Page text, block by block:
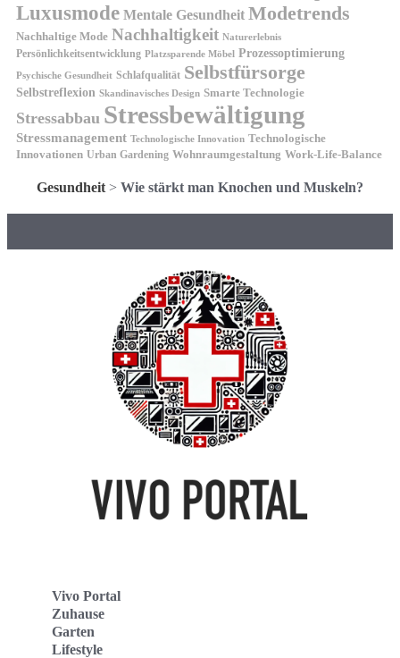
Luxusmode Mentale Gesundheit Modetrends
Nachhaltige Mode Nachhaltigkeit Naturerlebnis
Persönlichkeitsentwicklung Platzsparende Möbel Prozessoptimierung
Psychische Gesundheit Schlafqualität Selbstfürsorge
Selbstreflexion Skandinavisches Design Smarte Technologie
Stressabbau Stressbewältigung
Stressmanagement Technologische Innovation Technologische
Innovationen Urban Gardening Wohnraumgestaltung Work-Life-Balance
Gesundheit > Wie stärkt man Knochen und Muskeln?
Vivo Portal
Zuhause
Garten
Lifestyle